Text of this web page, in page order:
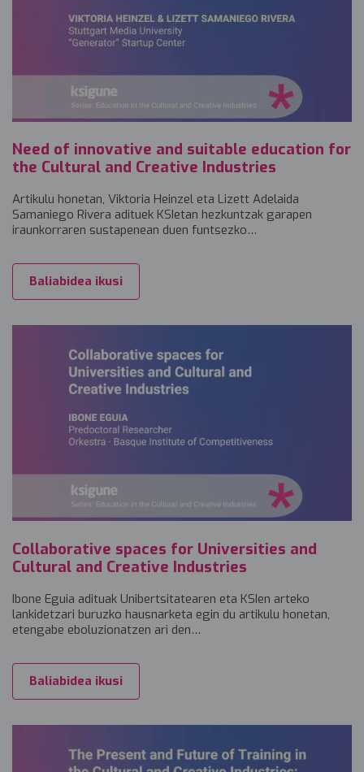
Need of innovative and suitable education for
the Cultural and Creative Industries
Artikulu honetan, Viktoria Heinzel eta Lizett Adelaida
Samaniego Rivera adituek KSIetan hezkuntzak garapen
iraunkorraren sustapenean duen funtsezko…
Baliabidea ikusi
Collaborative spaces for Universities and
Cultural and Creative Industries
Ibone Eguia adituak Unibertsitatearen eta KSIen arteko
lankidetzari buruzko hausnarketa egin du artikulu honetan,
etengabe eboluzionatzen ari den…
Baliabidea ikusi